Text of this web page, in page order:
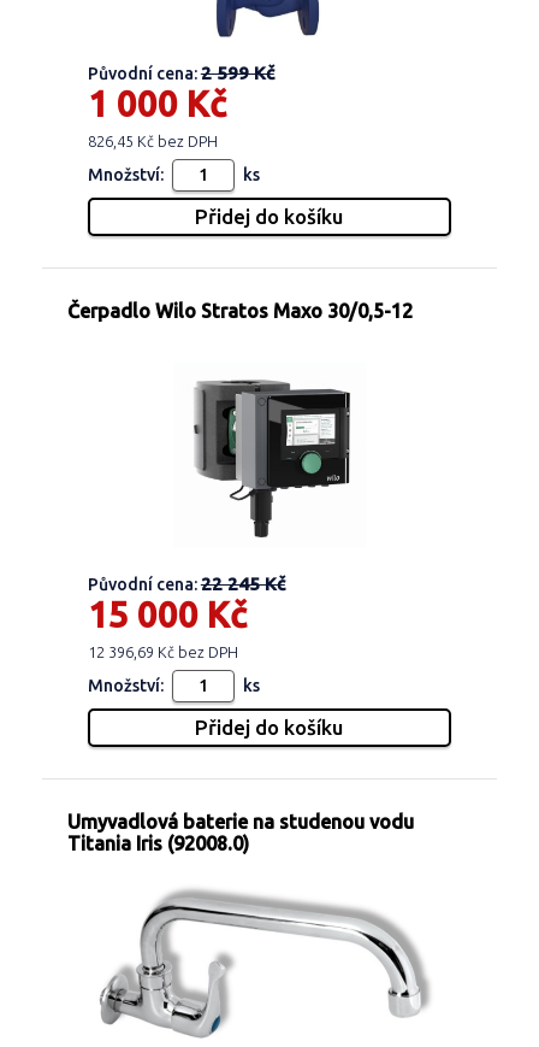
Původní cena:2 599 Kč
1 000 Kč
826,45 Kč bez DPH
Množství: ks
Čerpadlo Wilo Stratos Maxo 30/0,5-12
Původní cena:22 245 Kč
15 000 Kč
12 396,69 Kč bez DPH
Množství: ks
Umyvadlová baterie na studenou vodu
Titania Iris (92008.0)